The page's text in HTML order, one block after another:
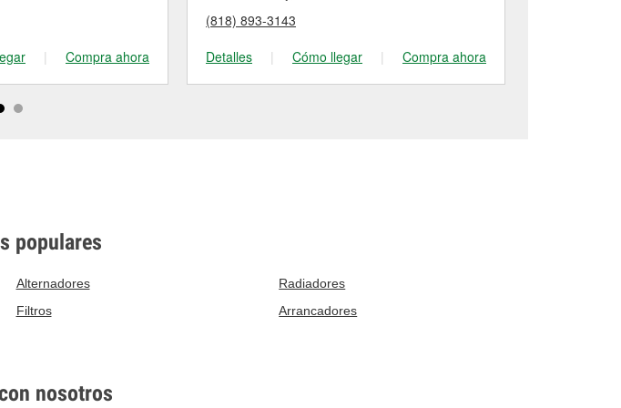
| Compra ahora
(818) 893-3143
Detalles
| Cómo llegar | Compra ahora
populares
Alternadores
Radiadores
Filtros Arrancadores
nosotros